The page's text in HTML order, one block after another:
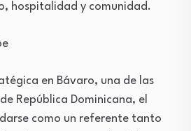
hospitalidad y comunidad.
en Bávaro, una de las
República Dominicana, el
como un referente tanto